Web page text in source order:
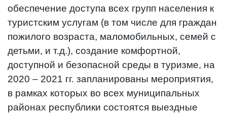
обеспечение доступа всех групп населения к
туристским услугам (в том числе для граждан
пожилого возраста, маломобильных, семей с
детьми, и т.д.), создание комфортной,
доступной и безопасной среды в туризме, на
2020 – 2021 гг. запланированы мероприятия,
в рамках которых во всех муниципальных
районах республики состоятся выездные